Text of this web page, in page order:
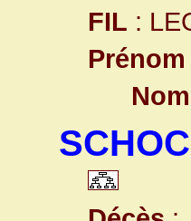
FIL :
Prénom